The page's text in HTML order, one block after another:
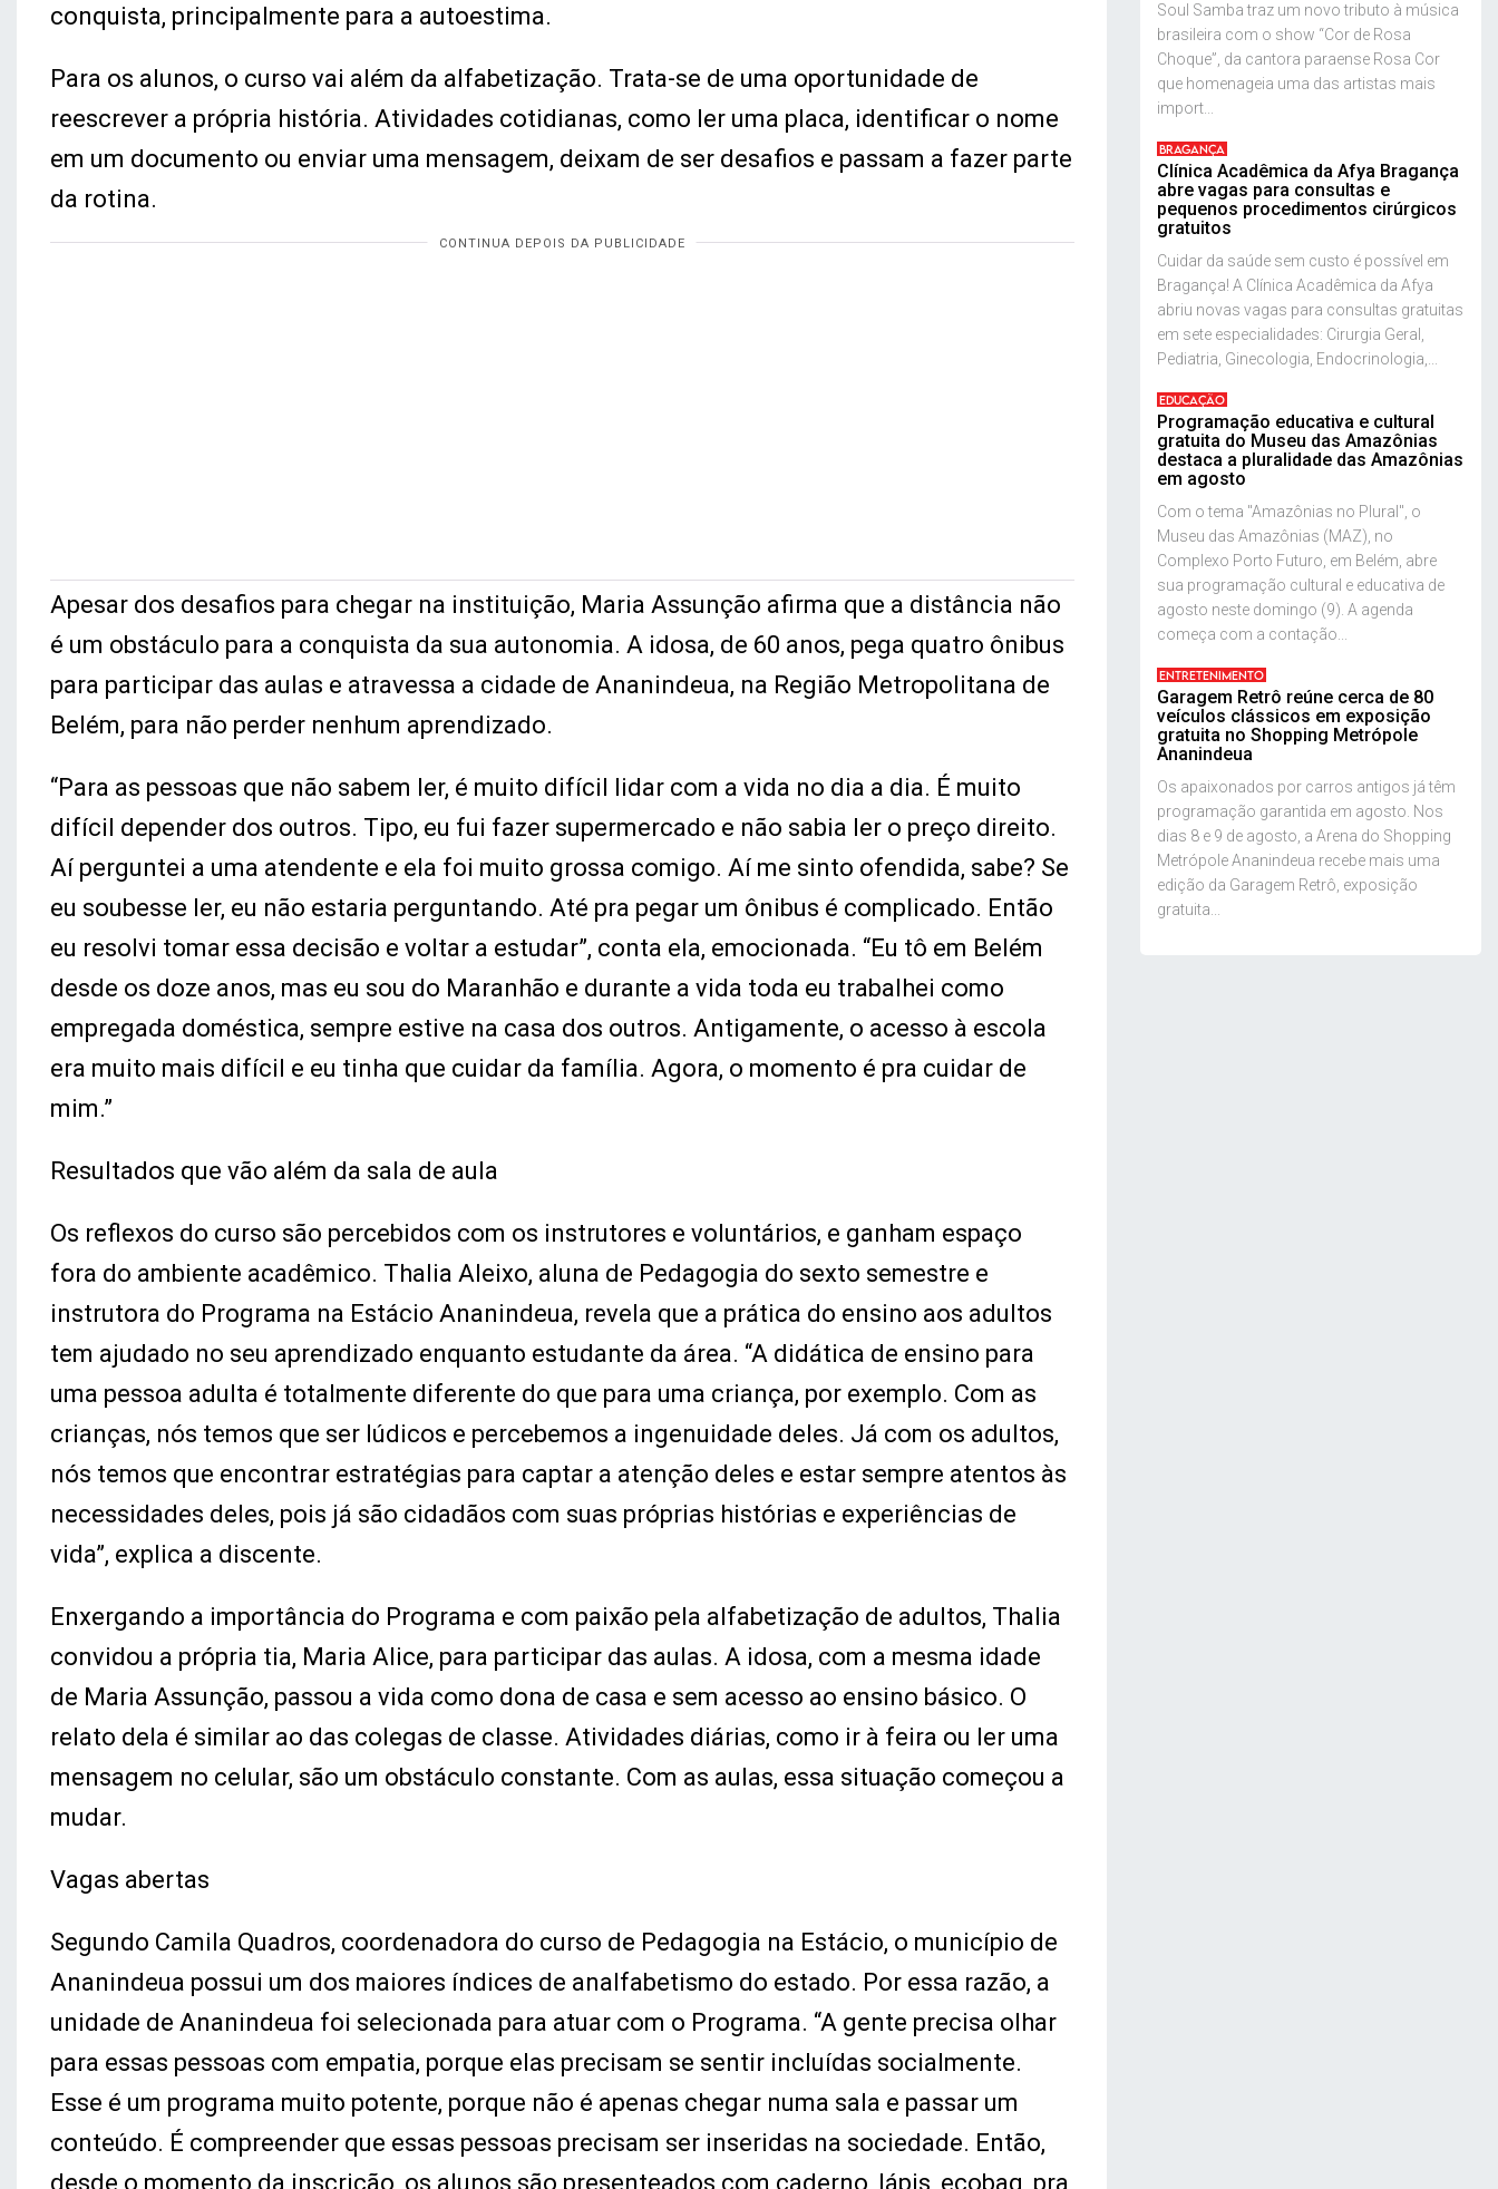
conquista, principalmente para a autoestima.
Para os alunos, o curso vai além da alfabetização. Trata-se de uma oportunidade de
reescrever a própria história. Atividades cotidianas, como ler uma placa, identificar o nome
em um documento ou enviar uma mensagem, deixam de ser desafios e passam a fazer parte
da rotina.
Apesar dos desafios para chegar na instituição, Maria Assunção afirma que a distância não
é um obstáculo para a conquista da sua autonomia. A idosa, de 60 anos, pega quatro ônibus
para participar das aulas e atravessa a cidade de Ananindeua, na Região Metropolitana de
Belém, para não perder nenhum aprendizado.
“Para as pessoas que não sabem ler, é muito difícil lidar com a vida no dia a dia. É muito
difícil depender dos outros. Tipo, eu fui fazer supermercado e não sabia ler o preço direito.
Aí perguntei a uma atendente e ela foi muito grossa comigo. Aí me sinto ofendida, sabe? Se
eu soubesse ler, eu não estaria perguntando. Até pra pegar um ônibus é complicado. Então
eu resolvi tomar essa decisão e voltar a estudar”, conta ela, emocionada. “Eu tô em Belém
desde os doze anos, mas eu sou do Maranhão e durante a vida toda eu trabalhei como
empregada doméstica, sempre estive na casa dos outros. Antigamente, o acesso à escola
era muito mais difícil e eu tinha que cuidar da família. Agora, o momento é pra cuidar de
mim.”
Resultados que vão além da sala de aula
Os reflexos do curso são percebidos com os instrutores e voluntários, e ganham espaço
fora do ambiente acadêmico. Thalia Aleixo, aluna de Pedagogia do sexto semestre e
instrutora do Programa na Estácio Ananindeua, revela que a prática do ensino aos adultos
tem ajudado no seu aprendizado enquanto estudante da área. “A didática de ensino para
uma pessoa adulta é totalmente diferente do que para uma criança, por exemplo. Com as
crianças, nós temos que ser lúdicos e percebemos a ingenuidade deles. Já com os adultos,
nós temos que encontrar estratégias para captar a atenção deles e estar sempre atentos às
necessidades deles, pois já são cidadãos com suas próprias histórias e experiências de
vida”, explica a discente.
Enxergando a importância do Programa e com paixão pela alfabetização de adultos, Thalia
convidou a própria tia, Maria Alice, para participar das aulas. A idosa, com a mesma idade
de Maria Assunção, passou a vida como dona de casa e sem acesso ao ensino básico. O
relato dela é similar ao das colegas de classe. Atividades diárias, como ir à feira ou ler uma
mensagem no celular, são um obstáculo constante. Com as aulas, essa situação começou a
mudar.
Vagas abertas
Segundo Camila Quadros, coordenadora do curso de Pedagogia na Estácio, o município de
Ananindeua possui um dos maiores índices de analfabetismo do estado. Por essa razão, a
unidade de Ananindeua foi selecionada para atuar com o Programa. “A gente precisa olhar
para essas pessoas com empatia, porque elas precisam se sentir incluídas socialmente.
Esse é um programa muito potente, porque não é apenas chegar numa sala e passar um
conteúdo. É compreender que essas pessoas precisam ser inseridas na sociedade. Então,
desde o momento da inscrição, os alunos são presenteados com caderno, lápis, ecobag, pra
Soul Samba traz um novo tributo à música
brasileira com o show “Cor de Rosa
Choque”, da cantora paraense Rosa Cor
que homenageia uma das artistas mais
import...
BRAGANÇA
Clínica Acadêmica da Afya Bragança
abre vagas para consultas e
pequenos procedimentos cirúrgicos
gratuitos
Cuidar da saúde sem custo é possível em
Bragança! A Clínica Acadêmica da Afya
abriu novas vagas para consultas gratuitas
em sete especialidades: Cirurgia Geral,
Pediatria, Ginecologia, Endocrinologia,...
EDUCAÇÃO
Programação educativa e cultural
gratuita do Museu das Amazônias
destaca a pluralidade das Amazônias
em agosto
Com o tema "Amazônias no Plural", o
Museu das Amazônias (MAZ), no
Complexo Porto Futuro, em Belém, abre
sua programação cultural e educativa de
agosto neste domingo (9). A agenda
começa com a contação...
ENTRETENIMENTO
Garagem Retrô reúne cerca de 80
veículos clássicos em exposição
gratuita no Shopping Metrópole
Ananindeua
Os apaixonados por carros antigos já têm
programação garantida em agosto. Nos
dias 8 e 9 de agosto, a Arena do Shopping
Metrópole Ananindeua recebe mais uma
edição da Garagem Retrô, exposição
gratuita...